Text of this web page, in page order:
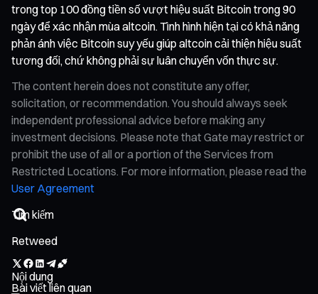
trong top 100 đồng tiền số vượt hiệu suất Bitcoin trong 90
ngày để xác nhận mùa altcoin. Tình hình hiện tại có khả năng
phản ánh việc Bitcoin suy yếu giúp altcoin cải thiện hiệu suất
tương đối, chứ không phải sự luân chuyển vốn thực sự.
The content herein does not constitute any offer,
solicitation, or recommendation. You should always seek
independent professional advice before making any
investment decisions. Please note that Gate may restrict or
prohibit the use of all or a portion of the Services from
Restricted Locations. For more information, please read the
User Agreement
Retweed
Nội dung
Bài viết liên quan